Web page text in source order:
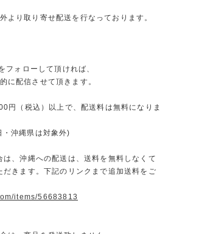
より取り寄せ配送を行なっております。
ォローして頂ければ、
に配信させて頂きます。
円（税込）以上で、配送料は無料になりま
沖縄県は対象外)
、沖縄への配送は、送料を無料しなくて
きます。下記のリンクまで追加送料をご
items/56683813